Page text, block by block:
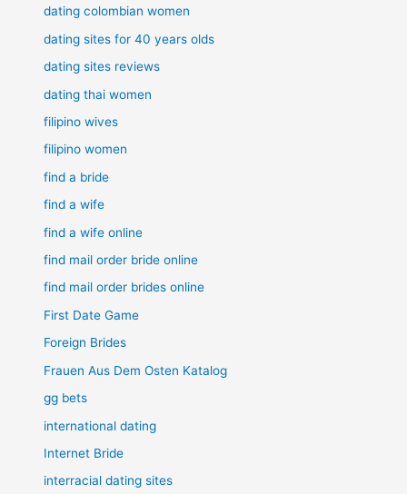
dating colombian women
dating sites for 40 years olds
dating sites reviews
dating thai women
filipino wives
filipino women
find a bride
find a wife
find a wife online
find mail order bride online
find mail order brides online
First Date Game
Foreign Brides
Frauen Aus Dem Osten Katalog
gg bets
international dating
Internet Bride
interracial dating sites